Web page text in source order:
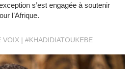
s’est engagée à soutenir
l’Afrique.
VOIX #KHADIDIATOUKEBE